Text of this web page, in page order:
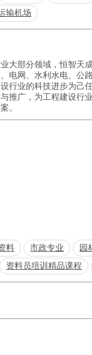
输机场
大部分领域，恒智天
电网、水利水电、公
行业的科技进步为己
推广，为工程建设行
。
料 市政专业
园
资料员培训精品课程